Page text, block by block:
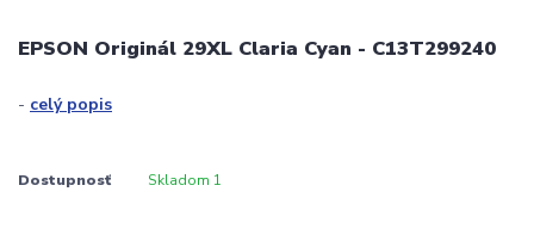
EPSON Originál 29XL Claria Cyan - C13T299240
- celý popis
Dostupnosť Skladom 1